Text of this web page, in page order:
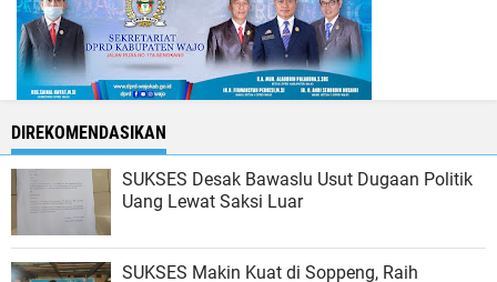
DIREKOMENDASIKAN
SUKSES Desak Bawaslu Usut Dugaan Politik
Uang Lewat Saksi Luar
SUKSES Makin Kuat di Soppeng, Raih